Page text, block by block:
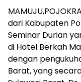
dari Kabupaten
Seminar Durian
di Hotel Berkah
dengan
Barat, yang